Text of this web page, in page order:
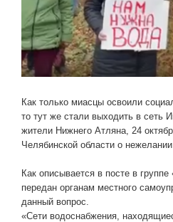
Как только миасцы освоили
то тут же стали выходить в сеть
жители Нижнего Атляна, 24
Челябинской области о
Как описывается в посте в
передан органам местного
данный вопрос.
«Сети водоснабжения,